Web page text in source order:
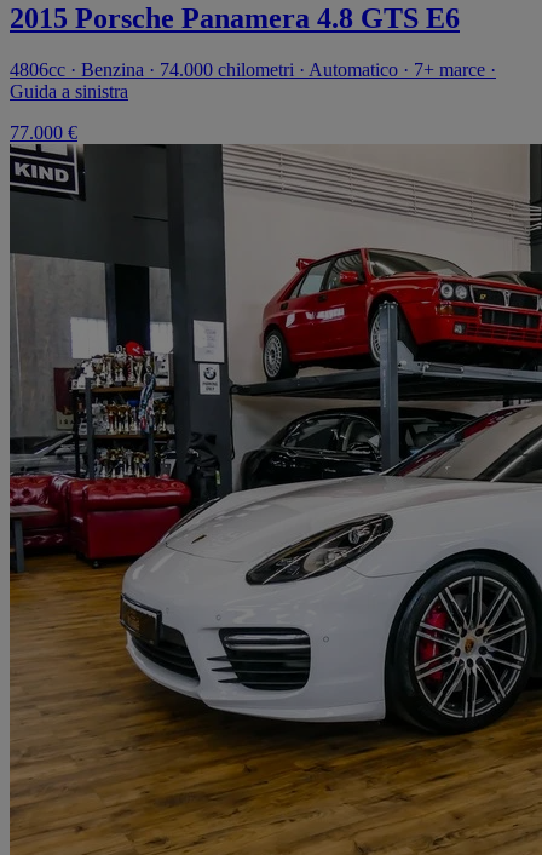
2015 Porsche Panamera 4.8 GTS E6
4806cc · Benzina · 74.000 chilometri · Automatico · 7+ marce ·
Guida a sinistra
77.000 €